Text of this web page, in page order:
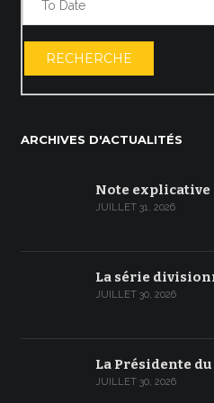
RECHERCHE
ARCHIVES D'ACTUALITÉS
Note
JUILLET 31, 2026
La série
JUILLET 30, 2026
La Présidente
JUILLET 30, 2026